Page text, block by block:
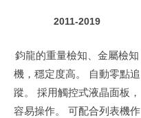
2011-2019
鈞龍的重量檢知、金屬檢知
機，穩定度高。 自動零點追
蹤。 採用觸控式液晶面板，
容易操作。 可配合列表機作